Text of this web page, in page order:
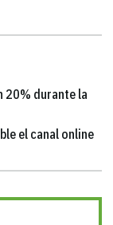
20% durante la
el canal online